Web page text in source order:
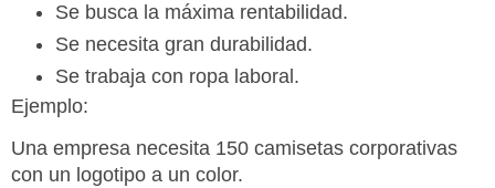
Se busca la máxima rentabilidad.
Se necesita gran durabilidad.
Se trabaja con ropa laboral.
Ejemplo:
Una empresa necesita 150 camisetas corporativas
con un logotipo a un color.